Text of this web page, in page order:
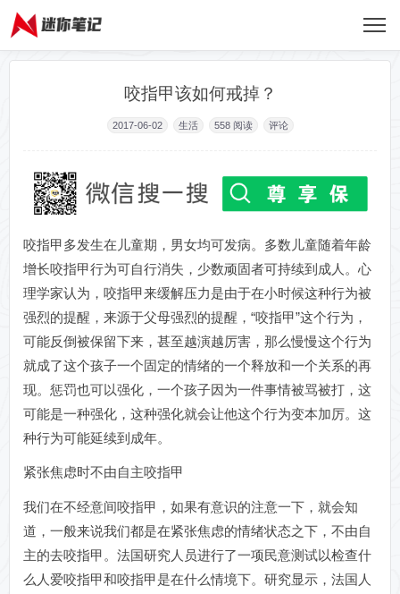
咬指甲该如何戒掉？
2017-06-02 生活 558 阅读 评论
咬指甲多发生在儿童期，男女均可发病。多数儿童随着年龄
增长咬指甲行为可自行消失，少数顽固者可持续到成人。心
理学家认为，咬指甲来缓解压力是由于在小时候这种行为被
强烈的提醒，来源于父母强烈的提醒，“咬指甲”这个行为，
可能反倒被保留下来，甚至越演越厉害，那么慢慢这个行为
就成了这个孩子一个固定的情绪的一个释放和一个关系的再
现。惩罚也可以强化，一个孩子因为一件事情被骂被打，这
可能是一种强化，这种强化就会让他这个行为变本加厉。这
种行为可能延续到成年。
紧张焦虑时不由自主咬指甲
我们在不经意间咬指甲，如果有意识的注意一下，就会知
道，一般来说我们都是在紧张焦虑的情绪状态之下，不由自
主的去咬指甲。法国研究人员进行了一项民意测试以检查什
么人爱咬指甲和咬指甲是在什么情境下。研究显示，法国人